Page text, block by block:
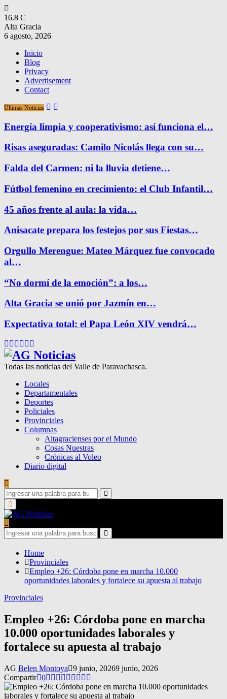
16.8 C
Alta Gracia
6 agosto, 2026
Inicio
Blog
Privacy
Advertisement
Contact
Últimas Noticias
Energía limpia y cooperativismo: así funciona el…
Risas aseguradas: Camilo Nicolás llega con su…
Falda del Carmen: ni la lluvia detiene…
Fútbol femenino en crecimiento: el Club Infantil…
45 años frente al aula: la vida…
Anisacate prepara los festejos por sus Fiestas…
Orgullo Merengue: Mateo Márquez fue convocado
al…
“No dormí de la emoción”: a los…
Alta Gracia se unió por Jazmín en…
Expectativa total: el Papa León XIV vendrá…
Facebook
Twitter
Instagram
Pinterest
Google
Todas las noticias del Valle de Paravachasca.
Locales
Departamentales
Deportes
Policiales
Provinciales
Columnas
Altagracienses por el Mundo
Cosas Nuestras
Crónicas al Voleo
Diario digital
Search
for:
Search
Primary
Menu
Search
for:
Search
Home
Provinciales
Empleo +26: Córdoba pone en marcha 10.000
oportunidades laborales y fortalece su apuesta al trabajo
Provinciales
Empleo +26: Córdoba pone en marcha
10.000 oportunidades laborales y
fortalece su apuesta al trabajo
AG Belen Montoya 9 junio, 20269 junio, 2026
Compartir 0